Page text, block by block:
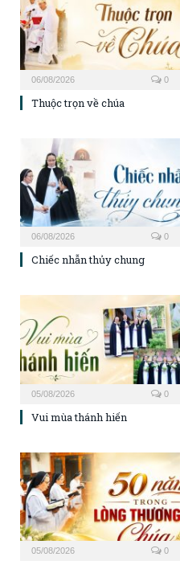
06/08/2026 0
Thuộc trọn về chúa
06/08/2026 0
Chiếc nhẫn thủy chung
05/08/2026 0
Vui mùa thánh hiến
05/08/2026 0